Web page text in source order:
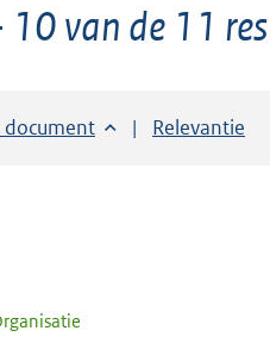
10 van de 11
op:
document Sorteer op:
Relevantie